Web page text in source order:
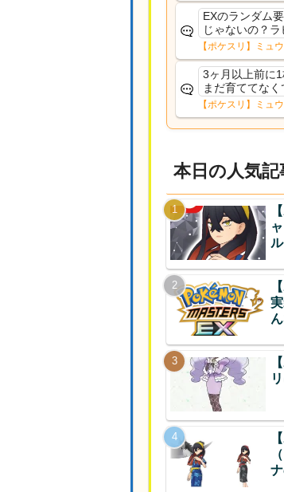
EXのランダム
じゃないの？ラ
るだろうし後か
て思ってもど
ームだしな
【ポケスリ】ミュ
3ヶ月以上前に
まだ育ててなく
響は勉強になり
ますオイルはだ
ーいて芋の方
【ポケスリ】ミュ
本日の人気記